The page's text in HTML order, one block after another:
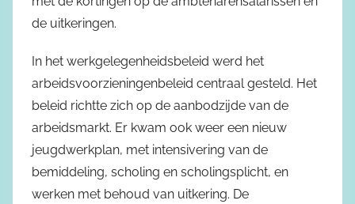
de uitkeringen.
In het werkgelegenheidsbeleid werd het
arbeidsvoorzieningenbeleid centraal gesteld. Het
beleid richtte zich op de aanbodzijde van de
arbeidsmarkt. Er kwam ook weer een nieuw
jeugdwerkplan, met intensivering van de
bemiddeling, scholing en scholingsplicht, en
werken met behoud van uitkering. De